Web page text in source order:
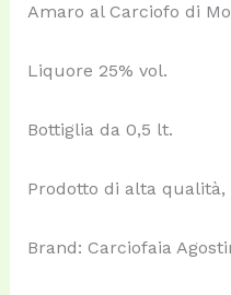
Amaro al Carciofo di
Liquore 25% vol.
Bottiglia da 0,5 lt.
Prodotto di alta
Brand: Carciofaia